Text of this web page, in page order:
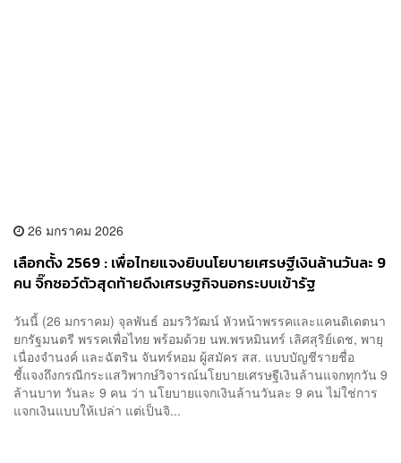
26 มกราคม 2026
เลือกตั้ง 2569 : เพื่อไทยแจงยิบนโยบายเศรษฐีเงินล้านวันละ 9
คน จิ๊กซอว์ตัวสุดท้ายดึงเศรษฐกิจนอกระบบเข้ารัฐ
​วันนี้ (26 มกราคม) จุลพันธ์ อมรวิวัฒน์ หัวหน้าพรรคและแคนดิเดตนา
ยกรัฐมนตรี พรรคเพื่อไทย พร้อมด้วย​ นพ.พรหมินทร์ เลิศสุริย์เดช, พายุ
เนื่อง​จำนงค์​ และฉัตริน จันทร์หอม ผู้สมัคร สส. แบบบัญชีรายชื่อ​
ชี้แจงถึงกรณีกระแสวิพากษ์วิจารณ์นโยบายเศรษฐีเงินล้านแจกทุกวัน 9
ล้านบาท วันละ 9 คน​ ว่า นโยบายแจกเงินล้านวันละ 9 คน ไม่ใช่การ
แจกเงินแบบให้เปล่า แต่เป็นจิ...